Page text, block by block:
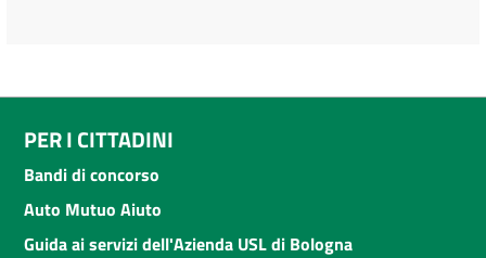
PER I CITTADINI
Bandi di concorso
Auto Mutuo Aiuto
Guida ai servizi dell'Azienda USL di Bologna